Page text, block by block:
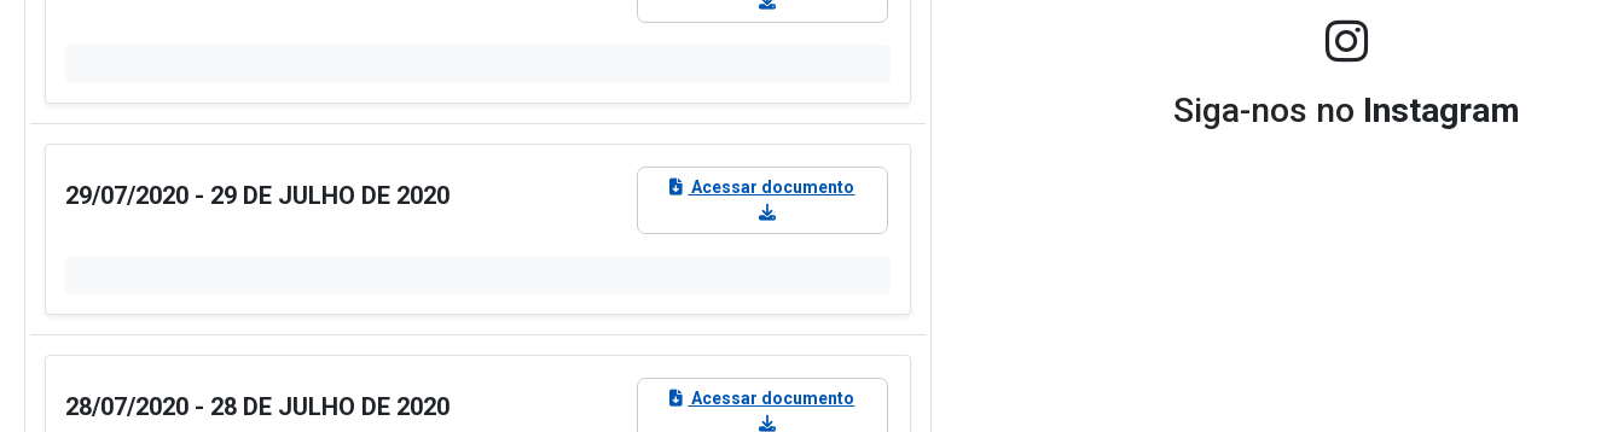
29/07/2020 - 29 DE JULHO DE 2020 Acessar documento
28/07/2020 - 28 DE JULHO DE 2020 Acessar documento
Siga-nos no Instagram